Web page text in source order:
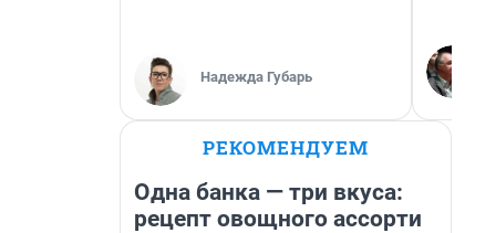
Надежда Губарь
РЕКОМЕНДУЕМ
Одна банка — три вкуса:
рецепт овощного ассорти